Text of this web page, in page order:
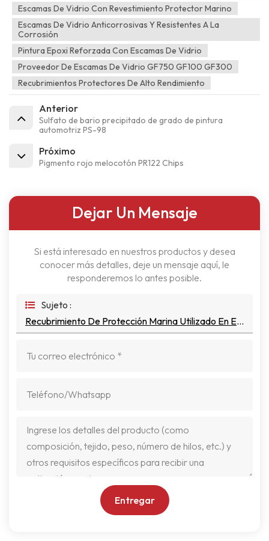
Escamas De Vidrio Con Revestimiento Protector Marino
Escamas De Vidrio Anticorrosivas Y Resistentes A La
Corrosión
Pintura Epoxi Reforzada Con Escamas De Vidrio
Proveedor De Escamas De Vidrio GF750 GF100 GF300
Recubrimientos Protectores De Alto Rendimiento
Anterior
Sulfato de bario precipitado de grado de pintura
automotriz PS-98
Próximo
Pigmento rojo melocotón PR122 Chips
Dejar Un Mensaje
Si está interesado en nuestros productos y desea
conocer más detalles, deje un mensaje aquí, le
responderemos lo antes posible.
Sujeto :
Recubrimiento De Protección Marina Utilizado En Escamas De Vidrio KCF-2260
Entregar